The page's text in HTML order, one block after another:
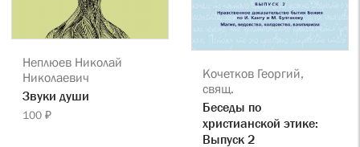
Неплюев Николай
Николаевич
Звуки души
100 ₽
Кочетков Георгий,
свящ.
Беседы по
христианской этике:
Выпуск 2